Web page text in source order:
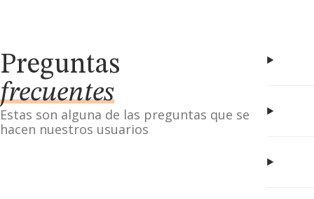
Preguntas
frecuentes
Estas son alguna de las preguntas que se
hacen nuestros usuarios